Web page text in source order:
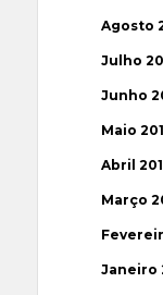
Agosto
Julho
Junho
Maio
Abril
Março
Janeiro